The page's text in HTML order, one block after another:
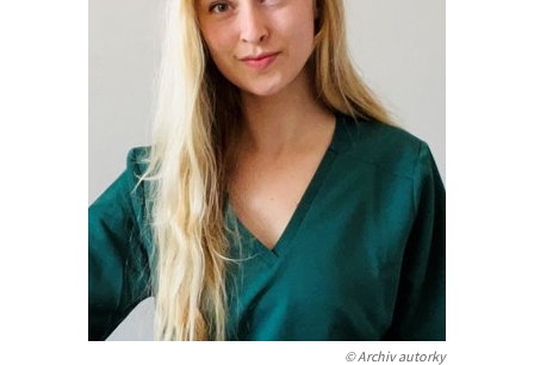
Zahraniční literatura
Všechny tituly
© Archiv autorky